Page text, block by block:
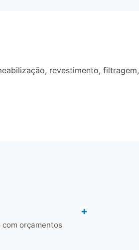
revestimento, filtragem,
orçamentos